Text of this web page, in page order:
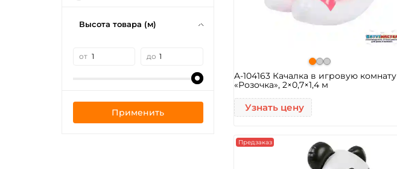
A-104163 Качалка в игровую комнату
«Розочка», 2×0,7×1,4 м
Узнать цену
Предзаказ
Высота товара (м)
от до
Применить